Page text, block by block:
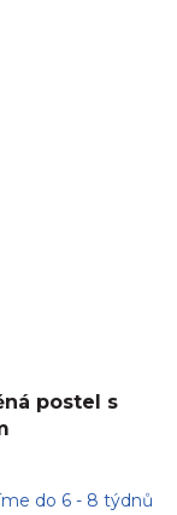
postel s
do 6 - 8 týdnů